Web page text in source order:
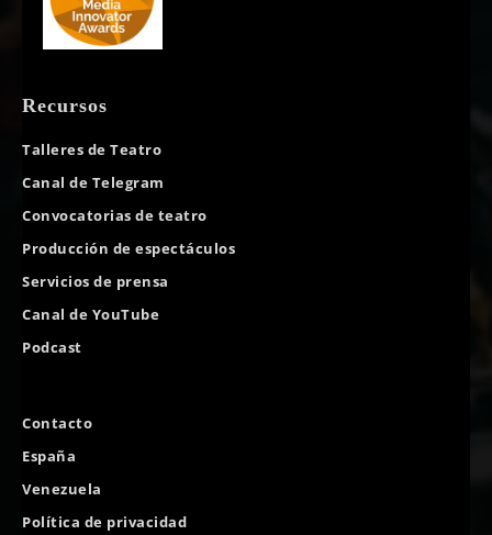
Recursos
Talleres de Teatro
Canal de Telegram
Convocatorias de teatro
Producción de espectáculos
Servicios de prensa
Canal de YouTube
Podcast
Contacto
España
Venezuela
Política de privacidad